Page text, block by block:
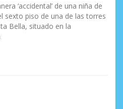
‘accidental’ de una niña de
sexto piso de una de las torres
Bella, situado en la